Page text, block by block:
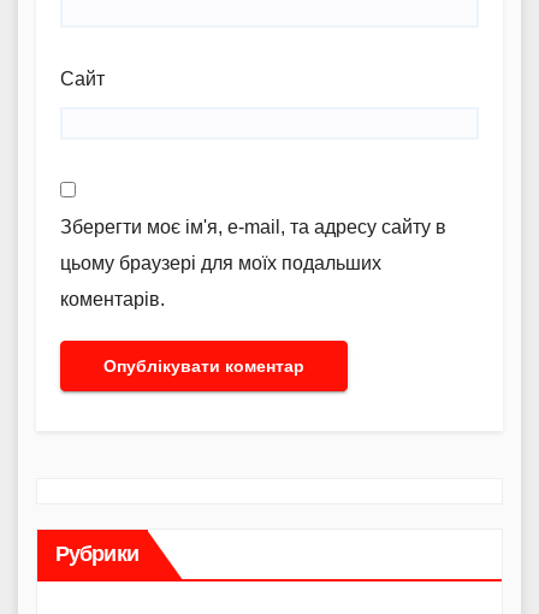
Сайт
Зберегти моє ім'я, e-mail, та адресу сайту в
цьому браузері для моїх подальших
коментарів.
Рубрики